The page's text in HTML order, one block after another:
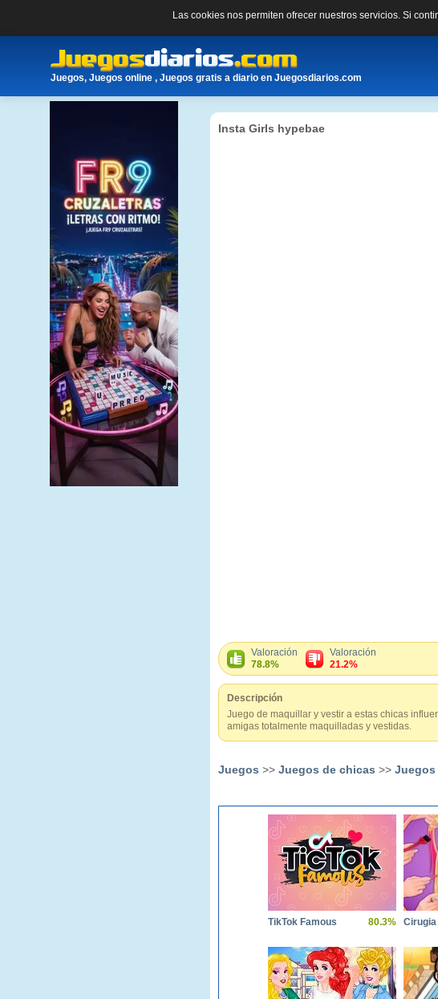
Las cookies nos permiten ofrecer nuestros servicios. Si
Juegos, Juegos online , Juegos gratis a diario en Juegosdiarios.com
Insta Girls hypebae
Valoración
78.8%
Valoración
21.2%
Descripción
Juego de maquillar y vestir a estas chicas
amigas totalmente maquilladas y vestidas.
Juegos >> Juegos de chicas >> Juegos
TikTok Famous 80.3% Cirugia